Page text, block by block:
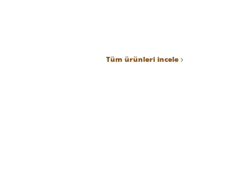
Tüm ürünleri incele